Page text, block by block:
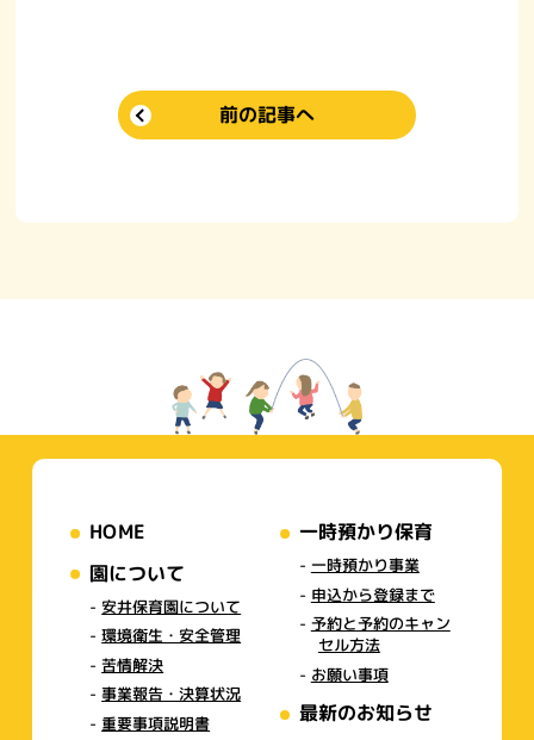
前の記事へ
HOME
園について
安井保育園について
環境衛生・安全管理
苦情解決
事業報告・決算状況
重要事項説明書
一時預かり保育
一時預かり事業
申込から登録まで
予約と予約のキャン
セル方法
お願い事項
最新のお知らせ